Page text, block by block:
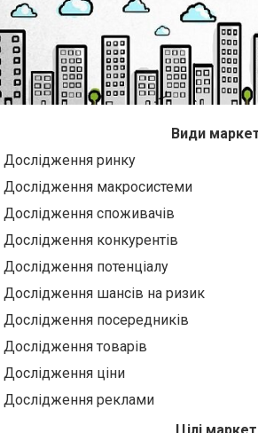
Види
Дослідження ринку
Дослідження макросистеми
Дослідження споживачів
Дослідження конкурентів
Дослідження потенціалу
Дослідження шансів на ризик
Дослідження посередників
Дослідження товарів
Дослідження ціни
Дослідження реклами